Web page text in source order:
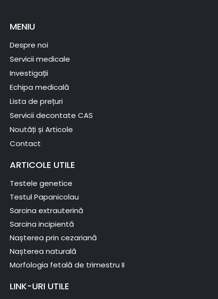
MENIU
Despre noi
Servicii medicale
Investigații
Echipa medicală
Lista de prețuri
Servicii decontate CAS
Noutăți și Articole
Contact
ARTICOLE UTILE
Testele genetice
Testul Papanicolau
Sarcina extrauterină
Sarcina incipientă
Nașterea prin cezariană
Nașterea naturală
Morfologia fetală de trimestru II
LINK-URI UTILE